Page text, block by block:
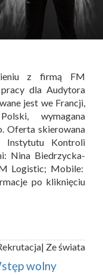
z firmą FM
dla Audytora
jest we Francji,
wymagana
Oferta skierowana
Instytutu Kontroli
Nina Biedrzycka-
Logistic; Mobile:
po kliknięciu
| Ze świata
wolny